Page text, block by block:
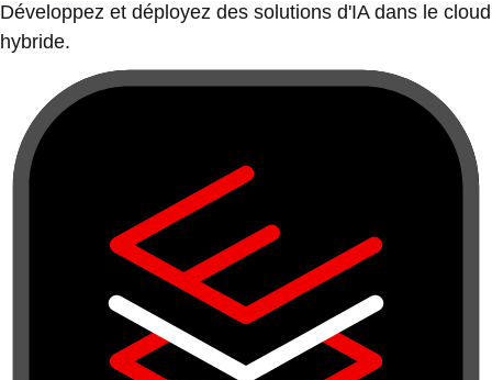
Développez et déployez des solutions d'IA dans le cloud
hybride.